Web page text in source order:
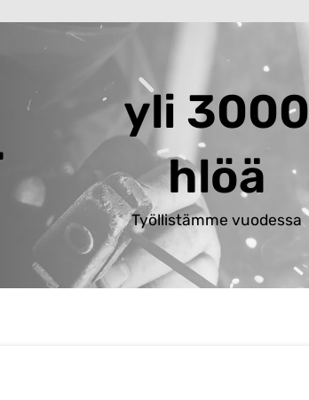
yli 3000
hlöä
Työllistämme vuodessa